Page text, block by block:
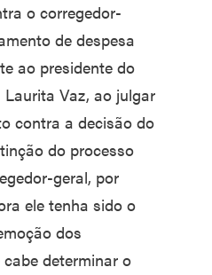
o corregedor-
de despesa
ao presidente do
Vaz, ao julgar
contra a decisão do
do processo
geral, por
ele tenha sido o
dos
determinar o